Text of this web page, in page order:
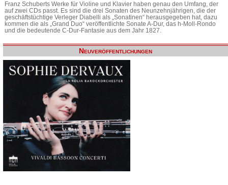
Franz Schuberts Werke für Violine und Klavier haben genau den Umfang, der
auf zwei CDs passt. Es sind die drei Sonaten des Neunzehnjährigen, die der
geschäftstüchtige Verleger Diabelli als „Sonatinen“ herausgegeben hat, dazu
kommen die als „Grand Duo“ veröffentlichte Sonate A-Dur, das h-Moll-Rondo
und die bedeutende C-Dur-Fantasie aus dem Jahr 1827.
Neuveröffentlichungen